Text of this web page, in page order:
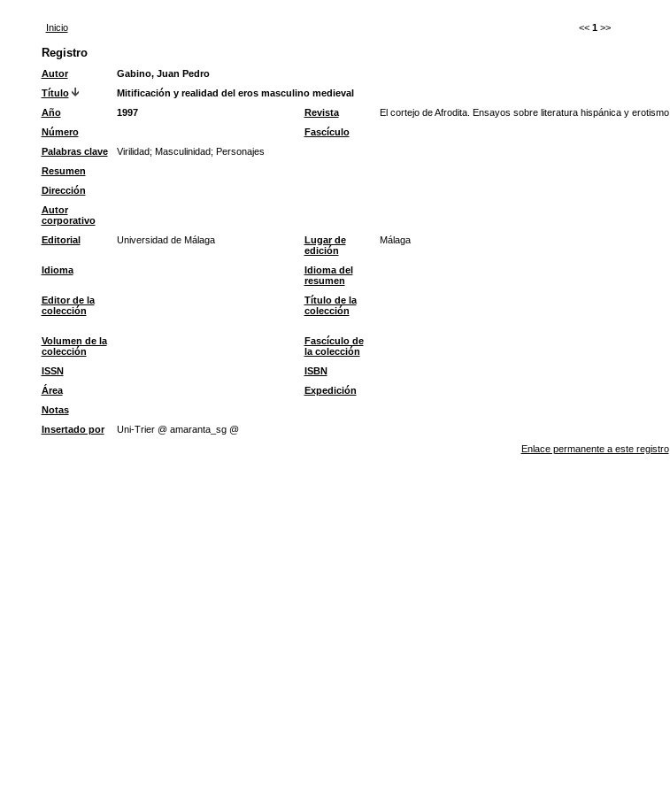
Inicio << 1 >>
Registro
Autor
Gabino, Juan Pedro
Título
Mitificación y realidad del eros masculino medieval
Año
1997 Revista El cortejo de Afrodita. Ensayos sobre literatura hispánica y erotismo
Número
Fascículo
Palabras clave
Virilidad; Masculinidad; Personajes
Resumen
Dirección
Autor
corporativo
Editorial Universidad de Málaga
Lugar de
edición
Málaga
Idioma
Idioma del
resumen
Editor de la
colección
Título de la
colección
Volumen de la
colección
Fascículo de
la colección
ISSN ISBN
Área
Expedición
Notas
Insertado por
Uni-Trier @ amaranta_sg @
Enlace permanente a este registro